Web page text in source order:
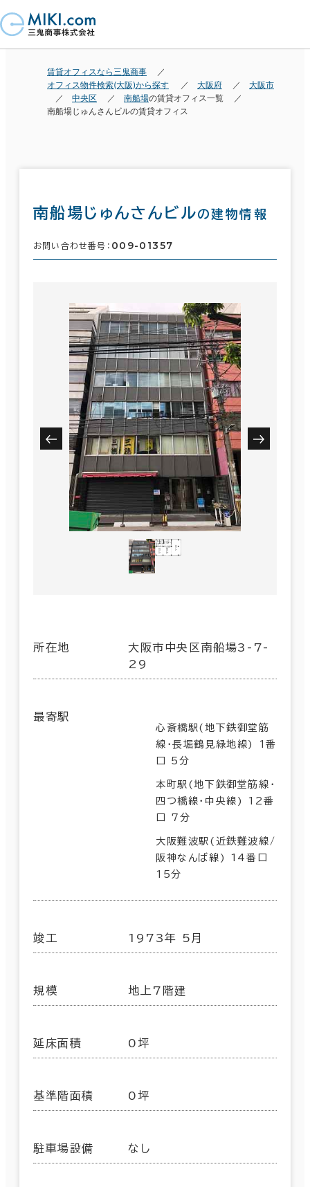
賃貸オフィスなら三鬼商事
オフィス物件検索(大阪)から探す
大阪府
大阪市
中央区
南船場の賃貸オフィス一覧
南船場じゅんさんビルの賃貸オフィス
南船場じゅんさんビルの建物情報
お問い合わせ番号： 009-01357
所在地
大阪市中央区南船場3-7-
29
最寄駅
心斎橋駅(地下鉄御堂筋
線･長堀鶴見緑地線) 1番
口 5分
本町駅(地下鉄御堂筋線･
四つ橋線･中央線) 12番
口 7分
大阪難波駅(近鉄難波線/
阪神なんば線) 14番口
15分
竣工 1973年 5月
規模 地上7階建
延床面積 0坪
基準階面積 0坪
駐車場設備 なし